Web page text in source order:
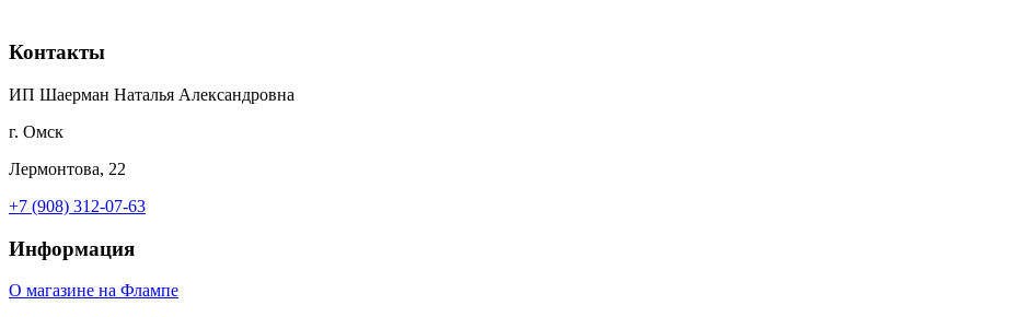
Контакты
ИП Шаерман Наталья Александровна
г. Омск
Лермонтова, 22
+7 (908) 312-07-63
Информация
О магазине на Флампе